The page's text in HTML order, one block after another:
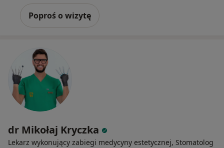
Poproś o wizytę
dr Mikołaj Kryczka
Lekarz wykonujący zabiegi medycyny estetycznej, Stomatolog